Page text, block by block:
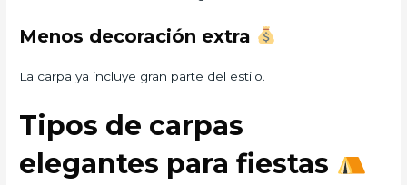
Menos decoración extra
La carpa ya incluye gran parte del estilo.
Tipos de carpas
elegantes para fiestas